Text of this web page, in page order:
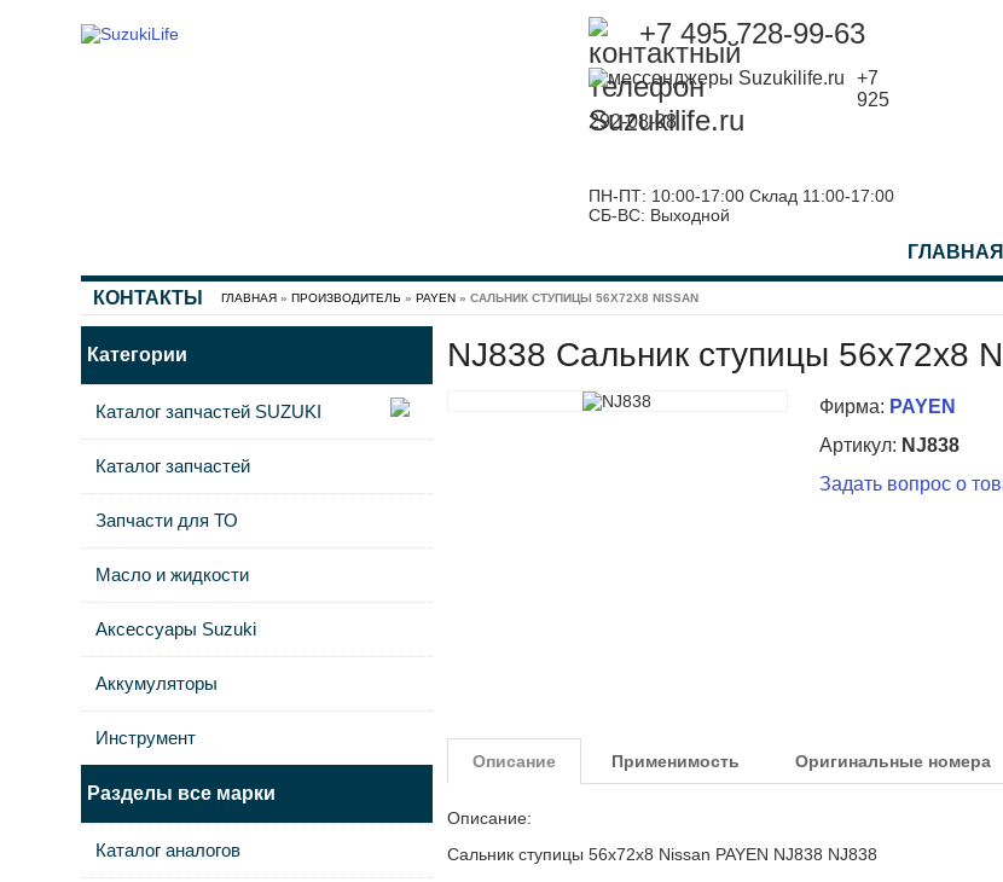
+7 495 728-99-63
+7
925
292-08-08
ПН-ПТ: 10:00-17:00 Склад 11:00-17:00
СБ-ВС: Выходной
ГЛАВНАЯ
КОНТАКТЫ ГЛАВНАЯ »ПРОИЗВОДИТЕЛЬ »PAYEN » САЛЬНИК СТУПИЦЫ 56X72X8 NISSAN
NJ838 Сальник ступицы 56x72x8
Фирма: PAYEN
Артикул: NJ838
Задать вопрос о
Описание Применимость Оригинальные номера
Описание:
Сальник ступицы 56x72x8 Nissan PAYEN NJ838 NJ838
Категории
Каталог запчастей SUZUKI
Каталог запчастей
Запчасти для ТО
Масло и жидкости
Аксессуары Suzuki
Аккумуляторы
Инструмент
Разделы все марки
Каталог аналогов